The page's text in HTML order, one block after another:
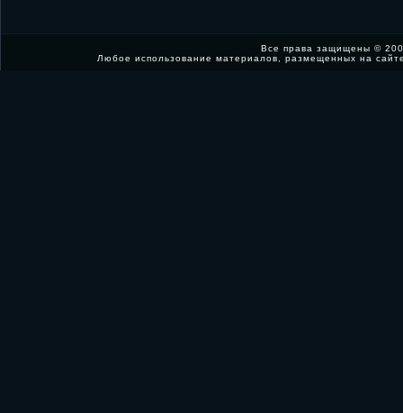
Все права защищены ©
Любое использование материалов, размещенных на